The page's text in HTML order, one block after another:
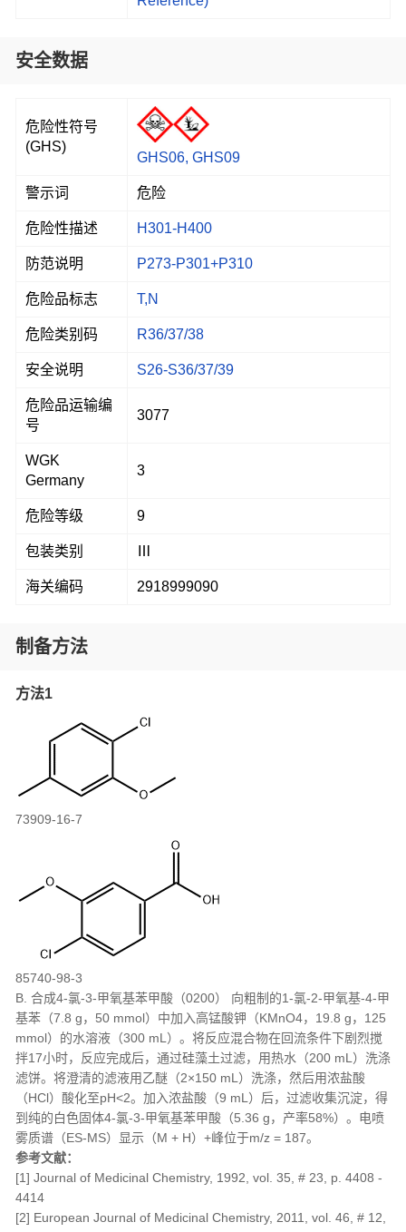
安全数据
危险性符号
(GHS)
GHS06, GHS09
警示词 危险
危险性描述 H301-H400
防范说明 P273-P301+P310
危险品标志 T,N
危险类别码 R36/37/38
安全说明 S26-S36/37/39
危险品运输编
号
3077
WGK
Germany
3
危险等级 9
包装类别
海关编码 2918999090
制备方法
方法1
73909-16-7
85740-98-3
B. 合成4-氯-3-甲氧基苯甲酸（0200） 向粗制的1-氯-2-甲氧基-4-甲
基苯（7.8 g，50 mmol）中加入高锰酸钾（KMnO4，19.8 g，125
mmol）的水溶液（300 mL）。将反应混合物在回流条件下剧烈搅
拌17小时，反应完成后，通过硅藻土过滤，用热水（200 mL）洗涤
滤饼。将澄清的滤液用乙醚（2×150 mL）洗涤，然后用浓盐酸
（HCl）酸化至pH<2。加入浓盐酸（9 mL）后，过滤收集沉淀，得
到纯的白色固体4-氯-3-甲氧基苯甲酸（5.36 g，产率58%）。电喷
雾质谱（ES-MS）显示（M + H）+峰位于m/z = 187。
参考文献：
[1] Journal of Medicinal Chemistry, 1992, vol. 35, # 23, p. 4408 -
4414
[2] European Journal of Medicinal Chemistry, 2011, vol. 46, # 12,